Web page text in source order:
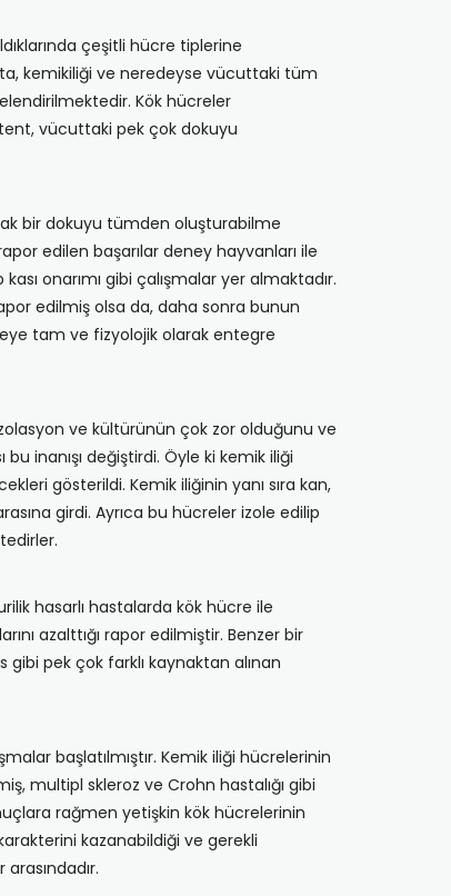
çeşitli hücre tiplerine
kemikiliği ve neredeyse vücuttaki tüm
Kök hücreler
vücuttaki pek çok dokuyu
bir dokuyu tümden oluşturabilme
edilen başarılar deney hayvanları ile
onarımı gibi çalışmalar yer almaktadır.
edilmiş olsa da, daha sonra bunun
tam ve fizyolojik olarak entegre
ve kültürünün çok zor olduğunu ve
inanışı değiştirdi. Öyle ki kemik iliği
gösterildi. Kemik iliğinin yanı sıra kan,
girdi. Ayrıca bu hücreler izole edilip
hasarlı hastalarda kök hücre ile
azalttığı rapor edilmiştir. Benzer bir
gibi pek çok farklı kaynaktan alınan
başlatılmıştır. Kemik iliği hücrelerinin
multipl skleroz ve Crohn hastalığı gibi
rağmen yetişkin kök hücrelerinin
kazanabildiği ve gerekli